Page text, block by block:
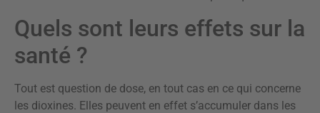
Quels sont leurs effets sur la
santé ?
Tout est question de dose, en tout cas en ce qui concerne
les dioxines. Elles peuvent en effet s’accumuler dans les